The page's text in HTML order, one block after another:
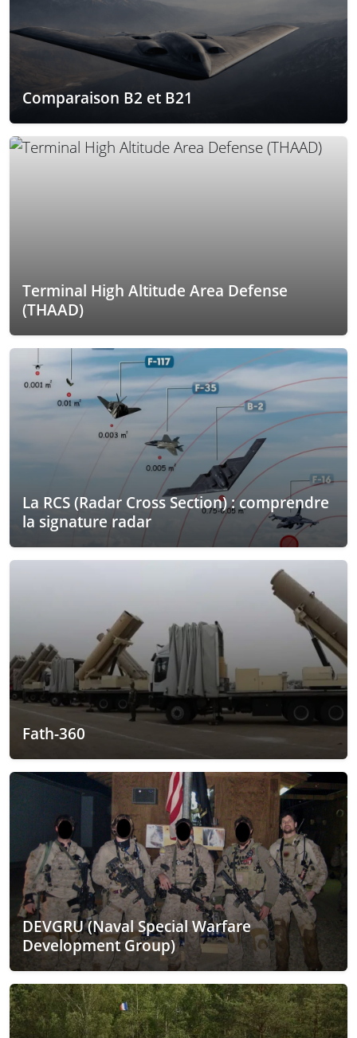
Comparaison B2 et B21
Terminal High Altitude Area Defense
(THAAD)
La RCS (Radar Cross Section) : comprendre
la signature radar
Fath-360
DEVGRU (Naval Special Warfare
Development Group)